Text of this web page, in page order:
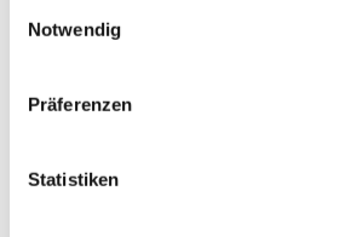
Notwendig
Präferenzen
Statistiken
Coaching, Führungscoaching & Laufbahnberatung
Standorte
8001 Zürich